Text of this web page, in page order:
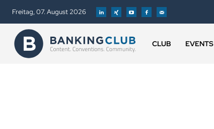
Freitag, 07. August 2026
CLUB EVENTS